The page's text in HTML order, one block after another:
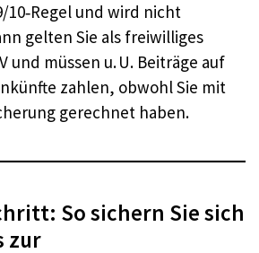
und wird nicht
gelten Sie als freiwilliges
und müssen u. U. Beiträge auf
zahlen, obwohl Sie mit
gerechnet haben.
So sichern Sie sich
zur